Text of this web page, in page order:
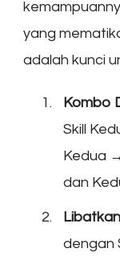
yang
adalah kunci
Kombo
Skill
Kedua
dan
dengan